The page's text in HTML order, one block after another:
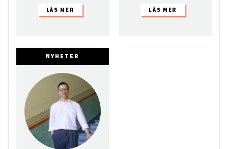
NYHETER